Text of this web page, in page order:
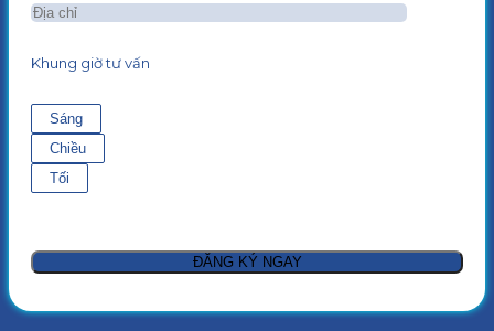
Khung giờ tư vấn
Sáng
Chiều
Tối